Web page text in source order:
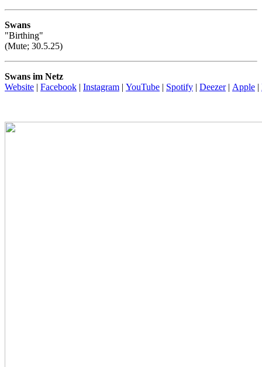
Swans
"Birthing"
(Mute; 30.5.25)
Swans im Netz
Website | Facebook | Instagram | YouTube | Spotify | Deezer| Apple |